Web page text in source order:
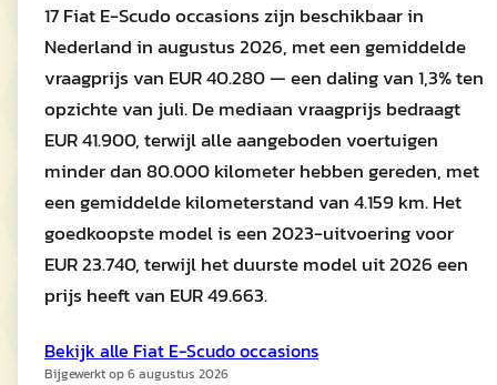
17 Fiat E-Scudo occasions zijn beschikbaar in
Nederland in augustus 2026, met een gemiddelde
vraagprijs van EUR 40.280 — een daling van 1,3% ten
opzichte van juli. De mediaan vraagprijs bedraagt
EUR 41.900, terwijl alle aangeboden voertuigen
minder dan 80.000 kilometer hebben gereden, met
een gemiddelde kilometerstand van 4.159 km. Het
goedkoopste model is een 2023-uitvoering voor
EUR 23.740, terwijl het duurste model uit 2026 een
prijs heeft van EUR 49.663.
Bekijk alle Fiat E-Scudooccasions
Bijgewerkt op6 augustus 2026